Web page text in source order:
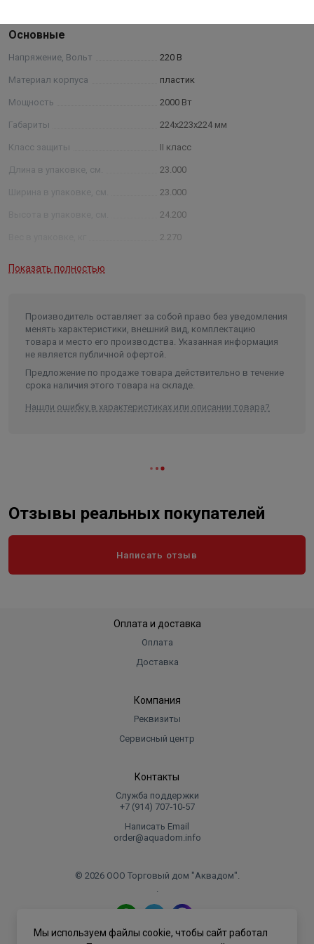
Основные
Напряжение, Вольт 220 В
Материал корпуса пластик
Мощность 2000 Вт
Габариты 224х223х224 мм
Класс защиты II класс
Длина в упаковке, см. 23.000
Ширина в упаковке, см. 23.000
24.200
2.270
Объем 0.012088
Показать полностью
Производитель оставляет за собой право без уведомления
менять характеристики, внешний вид, комплектацию
товара и место его производства. Указанная информация
не является публичной офертой.
Предложение по продаже товара действительно в течение
срока наличия этого товара на складе.
Нашли ошибку в характеристиках или описании товара?
Отзывы реальных покупателей
Написать отзыв
Оплата и доставка
Оплата
Доставка
Компания
Реквизиты
Сервисный центр
Контакты
Служба поддержки
+7 (914) 707‑10‑57
Написать Email
order@aquadom.info
© 2026 ООО Торговый дом "Аквадом".
.
Политика конфиденциальности
Мы используем файлы cookie, чтобы сайт работал